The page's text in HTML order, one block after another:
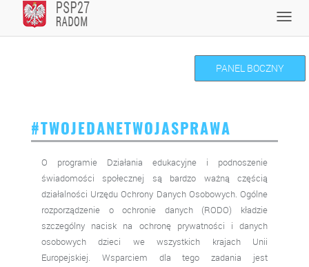
content
PANEL BOCZNY
#TWOJEDANETWOJASPRAWA
O programie Działania edukacyjne i podnoszenie
świadomości społecznej są bardzo ważną częścią
działalności Urzędu Ochrony Danych Osobowych. Ogólne
rozporządzenie o ochronie danych (RODO) kładzie
szczególny nacisk na ochronę prywatności i danych
osobowych dzieci we wszystkich krajach Unii
Europejskiej. Wsparciem dla tego zadania jest